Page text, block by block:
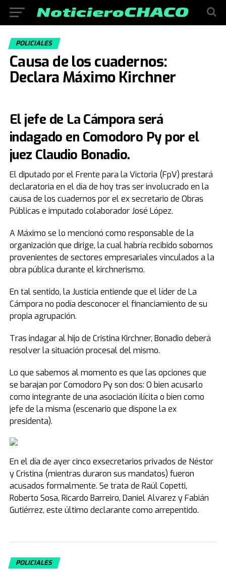
POLICIALES
Causa de los cuadernos:
Declara Máximo Kirchner
El jefe de La Cámpora será
indagado en Comodoro Py por el
juez Claudio Bonadio.
El diputado por el Frente para la Victoria (FpV) prestará
declaratoria en el día de hoy tras ser involucrado en la
causa de los cuadernos por el ex secretario de Obras
Públicas e imputado colaborador José López.
A Máximo se lo mencionó como responsable de la
organización que dirige, la cual habría recibido sobornos
provenientes de sectores empresariales vinculados a la
obra pública durante el kirchnerismo.
En tal sentido, la Justicia entiende que el líder de La
Cámpora no podía desconocer el financiamiento de su
propia agrupación.
Tras indagar al hijo de Cristina Kirchner, Bonadio deberá
resolver la situación procesal del mismo.
Lo que sabemos al momento es que las opciones que
se barajan por Comodoro Py son dos: O bien acusarlo
como integrante de una asociación ilícita o bien como
jefe de la misma (escenario que dispone la ex
presidenta).
En el día de ayer cinco exsecretarios privados de Néstor
y Cristina (mientras duraron sus mandatos) fueron
acusados formalmente. Se trata de Raúl Copetti,
Roberto Sosa, Ricardo Barreiro, Daniel Alvarez y Fabián
Gutiérrez, este último declarante como arrepentido.
POLICIALES